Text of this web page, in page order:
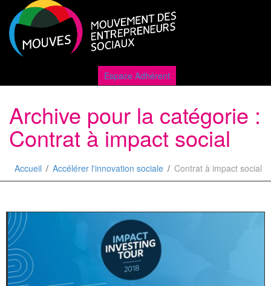
Espace Adhérent
Archive pour la catégorie :
Contrat à impact social
Accueil Accélérer l'innovation sociale Contrat à impact social